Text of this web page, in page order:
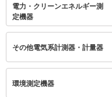
電力・クリーンエネルギー測
定機器
その他電気系計測器・計量器
環境測定機器